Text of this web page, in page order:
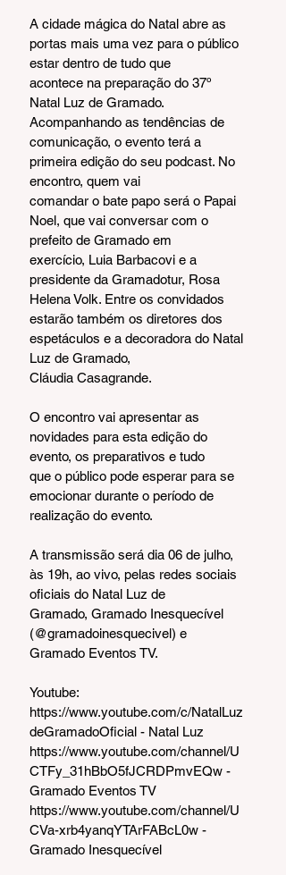
A cidade mágica do Natal abre as
portas mais uma vez para o público
estar dentro de tudo que
acontece na preparação do 37º
Natal Luz de Gramado.
Acompanhando as tendências de
comunicação, o evento terá a
primeira edição do seu podcast. No
encontro, quem vai
comandar o bate papo será o Papai
Noel, que vai conversar com o
prefeito de Gramado em
exercício, Luia Barbacovi e a
presidente da Gramadotur, Rosa
Helena Volk. Entre os convidados
estarão também os diretores dos
espetáculos e a decoradora do Natal
Luz de Gramado,
Cláudia Casagrande.
O encontro vai apresentar as
novidades para esta edição do
evento, os preparativos e tudo
que o público pode esperar para se
emocionar durante o período de
realização do evento.
A transmissão será dia 06 de julho,
às 19h, ao vivo, pelas redes sociais
oficiais do Natal Luz de
Gramado, Gramado Inesquecível
(@gramadoinesquecivel) e
Gramado Eventos TV.
Youtube:
https://www.youtube.com/c/NatalLuz
deGramadoOficial - Natal Luz
https://www.youtube.com/channel/U
CTFy_31hBbO5fJCRDPmvEQw -
Gramado Eventos TV
https://www.youtube.com/channel/U
CVa-xrb4yanqYTArFABcL0w -
Gramado Inesquecível